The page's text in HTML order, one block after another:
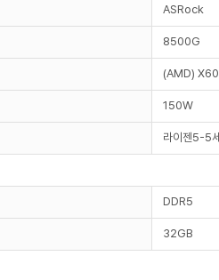
ASRock
8500G
(AMD)
150W
라이젠5-5
DDR5
32GB